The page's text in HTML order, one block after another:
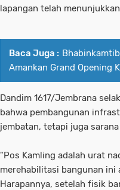
lapangan telah
Baca Juga :
Amankan Grand Opening
Dandim 1617/Jembrana
bahwa pembangunan
jembatan, tetapi juga
"Pos Kamling adalah urat
merehabilitasi bangunan ini
Harapannya, setelah fisik